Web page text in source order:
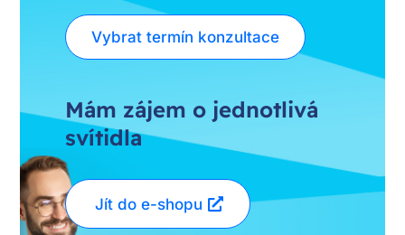
Vybrat termín konzultace
Mám zájem o jednotlivá
svítidla
Jít do e-shopu